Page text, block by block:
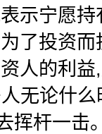
示宁愿
了投资
人的利
无论什
挥杆一击